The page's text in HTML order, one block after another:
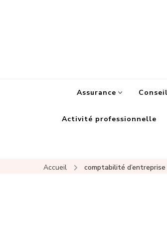
Assurance
Activité professionnelle
Accueil comptabilité d’entreprise